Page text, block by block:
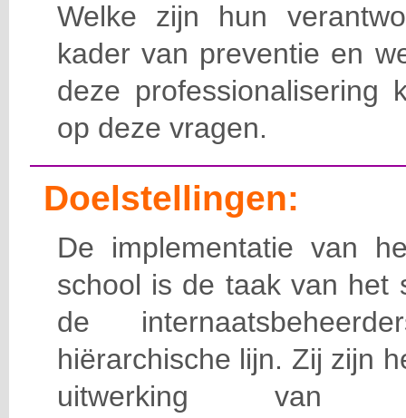
Welke zijn hun
kader van preventie en
deze professionalisering
op deze vragen.
Doelstellingen:
De implementatie van
school is de taak van het
de
hiërarchische lijn. Zij zijn
uitwerking van